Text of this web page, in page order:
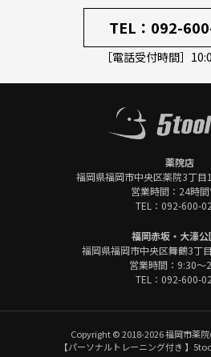
TEL： 092-
［電話受付時間］
薬院店
福岡県福岡市中央区薬院3丁目
営業時間：24時
TEL： 092-600-
福岡赤坂・大濠公
福岡県福岡市中央区舞鶴3丁
営業時間：9:30～
TEL： 092-600-
Copyright © 2018-2026 福岡市薬
【パーソナルトレーニング付き 】